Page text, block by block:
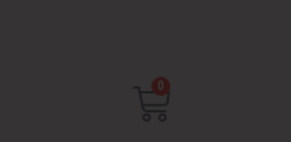
0